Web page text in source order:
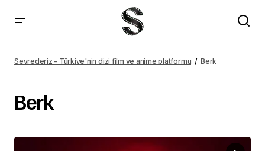
Seyrederiz – Türkiye'nin dizi film ve anime platformu Berk
Berk